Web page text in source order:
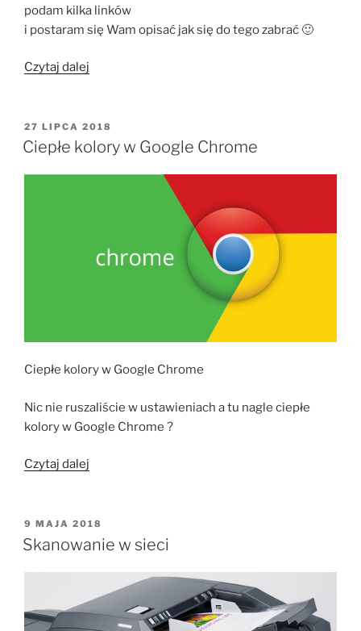
podam kilka linków
i postaram się Wam opisać jak się do tego zabrać 🙂
Czytaj dalej
Jitsi.org”
OPUBLIKOWANE
W
27 LIPCA 2018
Ciepłe kolory w Google Chrome
Ciepłe kolory w Google Chrome
Nic nie ruszaliście w ustawieniach a tu nagle ciepłe
kolory w Google Chrome ?
Czytaj dalej
Google
Chrome”
OPUBLIKOWANE
W
9 MAJA 2018
Skanowanie w sieci